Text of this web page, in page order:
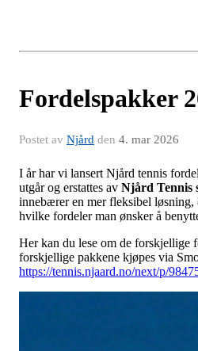
Fordelspakker
Postet av Njård den 4. mar 2026
I år har vi lansert Njård tennis
utgår og erstattes av Njård Tennis
innebærer en mer fleksibel
hvilke fordeler man ønsker å
Her kan du lese om de forskjellige
forskjellige pakkene kjøpes via
https://tennis.njaard.no/next/p/